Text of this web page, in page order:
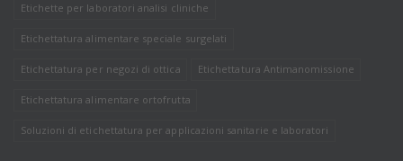
Etichette per laboratori analisi cliniche
Etichettatura alimentare speciale surgelati
Etichettatura per negozi di ottica Etichettatura Antimanomissione
Etichettatura alimentare ortofrutta
Soluzioni di etichettatura per applicazioni sanitarie e laboratori